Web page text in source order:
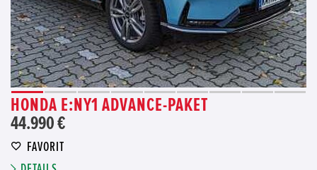
HONDA E:NY1 ADVANCE-PAKET
44.990 €
FAVORIT